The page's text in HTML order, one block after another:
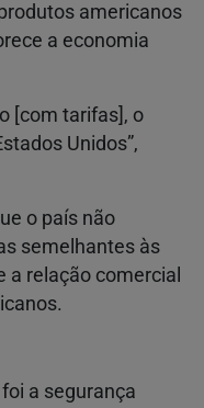
americanos
a economia
[com tarifas], o
Unidos”,
o país não
semelhantes às
a relação comercial
a segurança